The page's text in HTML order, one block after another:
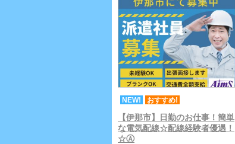
NEW! おすすめ!
【伊那市】日勤のお仕事！簡単
な電気配線☆配線経験者優遇！
☆Ⓐ